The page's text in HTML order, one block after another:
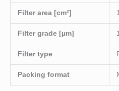
Filter area [cm²]
Filter grade [µm]
Filter type
Packing format